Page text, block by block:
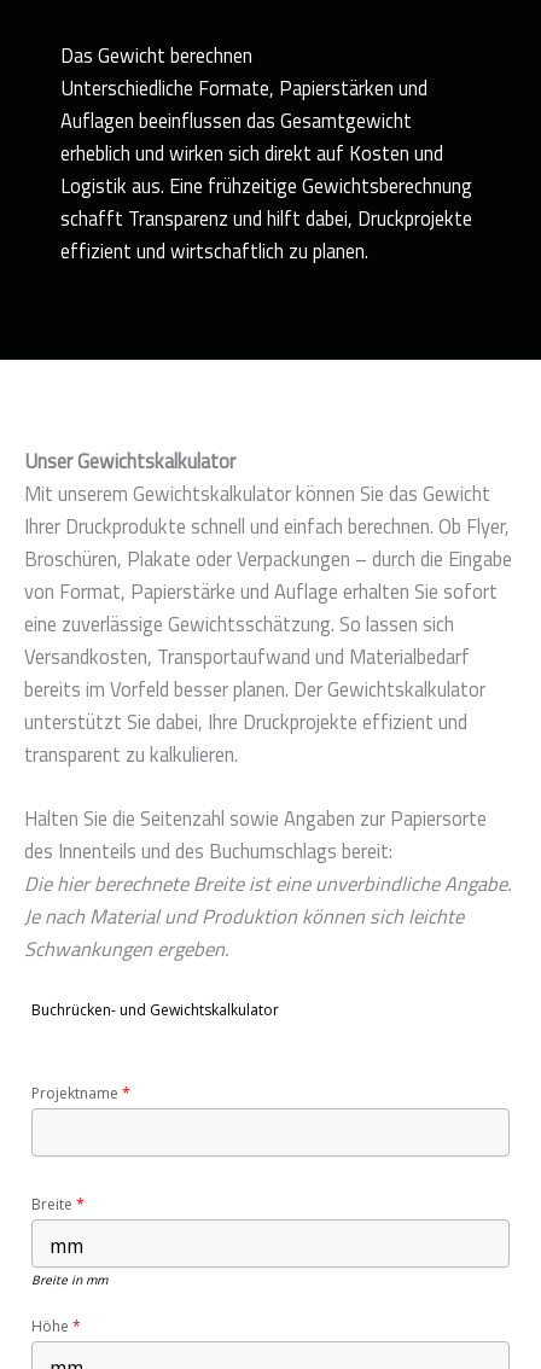
Das Gewicht berech­nen
Unterschiedliche Formate, Papierstärken und
Auflagen beeinflussen das Gesamtgewicht
erheblich und wirken sich direkt auf Kosten und
Logistik aus. Eine frühzeitige Gewichtsberechnung
schafft Transparenz und hilft dabei, Druckprojekte
effizient und wirtschaftlich zu planen.
Unser Gewichtskalkulator
Mit unserem Gewichtskalkulator können Sie das Gewicht
Ihrer Druckprodukte schnell und einfach berechnen. Ob Flyer,
Broschüren, Plakate oder Verpackungen – durch die Eingabe
von Format, Papierstärke und Auflage erhalten Sie sofort
eine zuverlässige Gewichtsschätzung. So lassen sich
Versandkosten, Transportaufwand und Materialbedarf
bereits im Vorfeld besser planen. Der Gewichtskalkulator
unterstützt Sie dabei, Ihre Druckprojekte effizient und
transparent zu kalkulieren.
Halten Sie die Seitenzahl sowie Angaben zur Papiersorte
des Innenteils und des Buchumschlags bereit:
Die hier berechnete Breite ist eine unverbindliche Angabe.
Je nach Material und Produktion können sich leichte
Schwankungen ergeben.
Buchrücken- und Gewichtskalkulator
Projektname*
Breite*
Breite in mm
Höhe*